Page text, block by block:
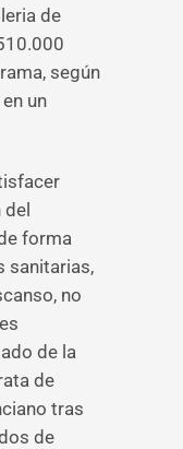
de
según
un
forma
sanitarias,
no
de la
de
tras
de